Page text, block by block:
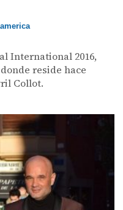
International 2016,
reside hace
Collot.